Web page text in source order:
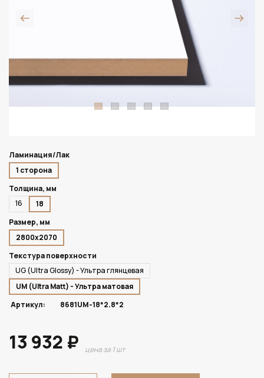
Ламинация/Лак
1 сторона
Толщина, мм
16
18
Размер, мм
2800х2070
Текстура поверхности
UG (Ultra Glossy) - Ультра глянцевая
UM (Ultra Matt) - Ультра матовая
Артикул:
8681UM-18*2.8*2
13 932 ₽ цена за 1 шт